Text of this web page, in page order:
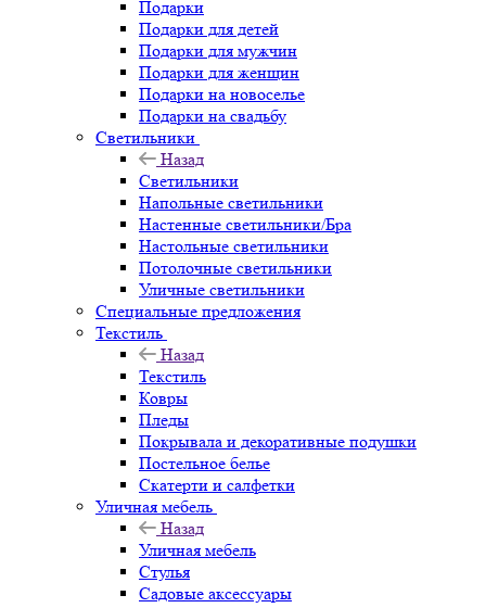
Подарки
Подарки для детей
Подарки для мужчин
Подарки для женщин
Подарки на новоселье
Подарки на свадьбу
Светильники
Назад
Светильники
Напольные светильники
Настенные светильники/Бра
Настольные светильники
Потолочные светильники
Уличные светильники
Специальные предложения
Текстиль
Назад
Текстиль
Ковры
Пледы
Покрывала и декоративные подушки
Постельное белье
Скатерти и салфетки
Уличная мебель
Назад
Уличная мебель
Стулья
Садовые аксессуары